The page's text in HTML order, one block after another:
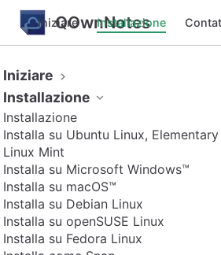
QOwnNotes
Iniziare Installazione
Iniziare
Installazione
Installazione
Installa su Ubuntu Linux, Elementary
Linux Mint
Installa su Microsoft Windows™
Installa su macOS™
Installa su Debian Linux
Installa su openSUSE Linux
Installa su Fedora Linux